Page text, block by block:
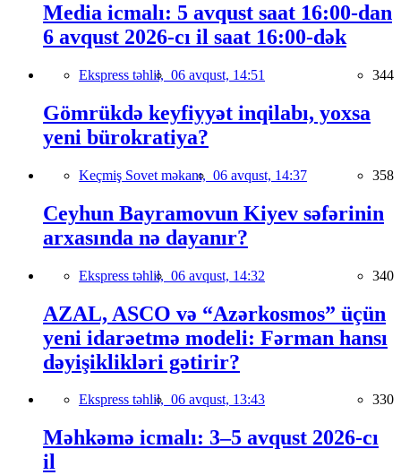
Media icmalı: 5 avqust saat 16:00-dan
6 avqust 2026-cı il saat 16:00-dək
Ekspress təhlil, 06 avqust, 14:51 344
Gömrükdə keyfiyyət inqilabı, yoxsa
yeni bürokratiya?
Keçmiş Sovet məkanı, 06 avqust, 14:37 358
Ceyhun Bayramovun Kiyev səfərinin
arxasında nə dayanır?
Ekspress təhlil, 06 avqust, 14:32 340
AZAL, ASCO və “Azərkosmos” üçün
yeni idarəetmə modeli: Fərman hansı
dəyişiklikləri gətirir?
Ekspress təhlil, 06 avqust, 13:43 330
Məhkəmə icmalı: 3–5 avqust 2026-cı
il